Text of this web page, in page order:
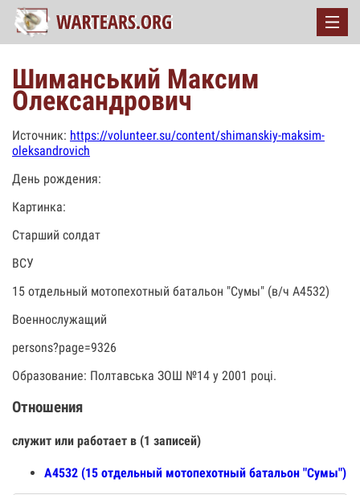
Шиманський Максим
Олександрович
Источник: https://volunteer.su/content/shimanskiy-maksim-
oleksandrovich
День рождения:
Картинка:
Старший солдат
ВСУ
15 отдельный мотопехотный батальон "Сумы" (в/ч А4532)
Военнослужащий
persons?page=9326
Образование: Полтавська ЗОШ №14 у 2001 році.
Отношения
служит или работает в (1 записей)
А4532 (15 отдельный мотопехотный батальон "Сумы")